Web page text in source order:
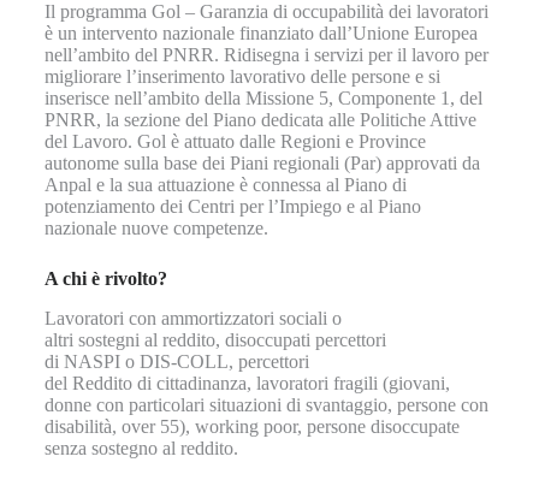
Il programma Gol – Garanzia di occupabilità dei lavoratori
è un intervento nazionale finanziato dall’Unione Europea
nell’ambito del PNRR. Ridisegna i servizi per il lavoro per
migliorare l’inserimento lavorativo delle persone e si
inserisce nell’ambito della Missione 5, Componente 1, del
PNRR, la sezione del Piano dedicata alle Politiche Attive
del Lavoro. Gol è attuato dalle Regioni e Province
autonome sulla base dei Piani regionali (Par) approvati da
Anpal e la sua attuazione è connessa al Piano di
potenziamento dei Centri per l’Impiego e al Piano
nazionale nuove competenze.
A chi è rivolto?
Lavoratori con ammortizzatori sociali o
altri sostegni al reddito, disoccupati percettori
di NASPI o DIS-COLL, percettori
del Reddito di cittadinanza, lavoratori fragili (giovani,
donne con particolari situazioni di svantaggio, persone con
disabilità, over 55), working poor, persone disoccupate
senza sostegno al reddito.